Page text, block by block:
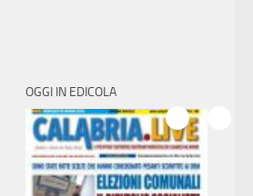
OGGI IN EDICOLA